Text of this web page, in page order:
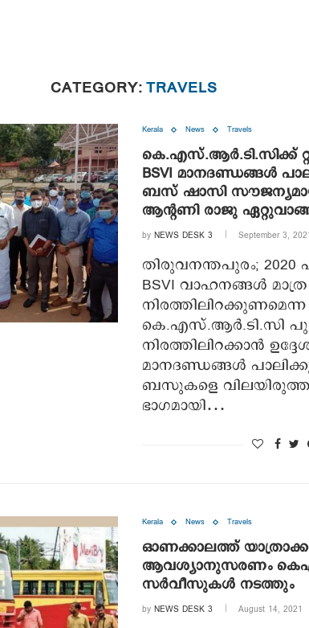
CATEGORY:TRAVELS
Kerala News Travels
കെ.എസ്.ആര്‍.ടി.സിക്ക്
BSVI മാനദണ്ഡങ്ങള്‍
ബസ് ഷാസി
ആന്റണി രാജു
by NEWS DESK 3 September 3,
തിരുവനന്തപുരം;
BSVI വാഹനങ്ങള്‍
കെ.എസ്.ആര്‍.ടി.സി
നിരത്തിലിറക്കാൻ
മാനദണ്ഡങ്ങള്‍
ബസുകളെ
ഭാഗമായി…
Kerala News Travels
ഓണക്കാലത്ത്
ആവശ്യാനുസരണം
സര്‍വീസുകള്‍ നടത്തും
by NEWS DESK 3 August 14, 2021